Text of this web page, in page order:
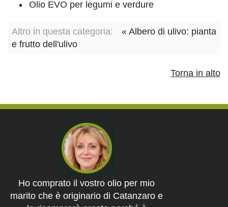
Olio EVO per legumi e verdure
Altro in questa categoria:
« Albero di ulivo: pianta
e frutto dell'ulivo
Torna in alto
Ho comprato il vostro olio per mio
marito che è originario di Catanzaro e
lo ricomprerò presto perché è
davvero buonissimo e si vede anche